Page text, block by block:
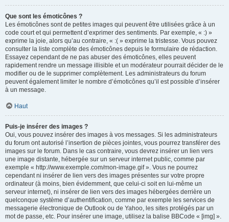
Que sont les émoticônes ?
Les émoticônes sont de petites images qui peuvent être utilisées grâce à un
code court et qui permettent d’exprimer des sentiments. Par exemple, « :) »
exprime la joie, alors qu’au contraire, « :( » exprime la tristesse. Vous pouvez
consulter la liste complète des émoticônes depuis le formulaire de rédaction.
Essayez cependant de ne pas abuser des émoticônes, elles peuvent
rapidement rendre un message illisible et un modérateur pourrait décider de le
modifier ou de le supprimer complètement. Les administrateurs du forum
peuvent également limiter le nombre d’émoticônes qu’il est possible d’insérer
à un message.
Haut
Puis-je insérer des images ?
Oui, vous pouvez insérer des images à vos messages. Si les administrateurs
du forum ont autorisé l’insertion de pièces jointes, vous pourrez transférer des
images sur le forum. Dans le cas contraire, vous devrez insérer un lien vers
une image distante, hébergée sur un serveur internet public, comme par
exemple « http://www.exemple.com/mon-image.gif ». Vous ne pourrez
cependant ni insérer de lien vers des images présentes sur votre propre
ordinateur (à moins, bien évidemment, que celui-ci soit en lui-même un
serveur internet), ni insérer de lien vers des images hébergées derrière un
quelconque système d’authentification, comme par exemple les services de
messagerie électronique de Outlook ou de Yahoo, les sites protégés par un
mot de passe, etc. Pour insérer une image, utilisez la balise BBCode « [img] ».